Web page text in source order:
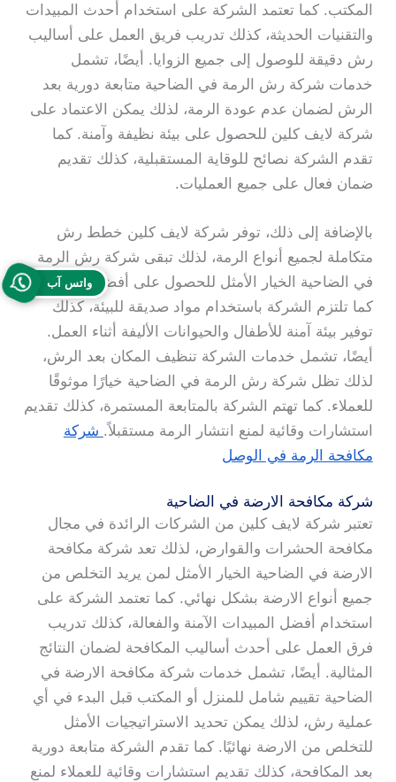
المكتب. كما تعتمد الشركة على استخدام أحدث المبيدات
والتقنيات الحديثة، كذلك تدريب فريق العمل على أساليب
رش دقيقة للوصول إلى جميع الزوايا. أيضًا، تشمل
خدمات شركة رش الرمة في الضاحية متابعة دورية بعد
الرش لضمان عدم عودة الرمة، لذلك يمكن الاعتماد على
شركة لايف كلين للحصول على بيئة نظيفة وآمنة. كما
تقدم الشركة نصائح للوقاية المستقبلية، كذلك تقديم
ضمان فعال على جميع العمليات.
بالإضافة إلى ذلك، توفر شركة لايف كلين خطط رش
متكاملة لجميع أنواع الرمة، لذلك تبقى شركة رش الرمة
في الضاحية الخيار الأمثل للحصول على أفضل النتائج.
كما تلتزم الشركة باستخدام مواد صديقة للبيئة، كذلك
توفير بيئة آمنة للأطفال والحيوانات الأليفة أثناء العمل.
أيضًا، تشمل خدمات الشركة تنظيف المكان بعد الرش،
لذلك تظل شركة رش الرمة في الضاحية خيارًا موثوقًا
للعملاء. كما تهتم الشركة بالمتابعة المستمرة، كذلك تقديم
استشارات وقائية لمنع انتشار الرمة مستقبلاً. شركة
مكافحة الرمة في الوصل
شركة مكافحة الارضة في الضاحية
تعتبر شركة لايف كلين من الشركات الرائدة في مجال
مكافحة الحشرات والقوارض، لذلك تعد شركة مكافحة
الارضة في الضاحية الخيار الأمثل لمن يريد التخلص من
جميع أنواع الارضة بشكل نهائي. كما تعتمد الشركة على
استخدام أفضل المبيدات الآمنة والفعالة، كذلك تدريب
فرق العمل على أحدث أساليب المكافحة لضمان النتائج
المثالية. أيضًا، تشمل خدمات شركة مكافحة الارضة في
الضاحية تقييم شامل للمنزل أو المكتب قبل البدء في أي
عملية رش، لذلك يمكن تحديد الاستراتيجيات الأمثل
للتخلص من الارضة نهائيًا. كما تقدم الشركة متابعة دورية
بعد المكافحة، كذلك تقديم استشارات وقائية للعملاء لمنع
واتس آب